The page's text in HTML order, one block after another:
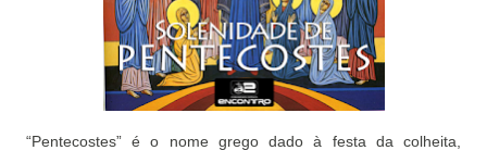
“Pentecostes” é o nome grego dado à festa da colheita,